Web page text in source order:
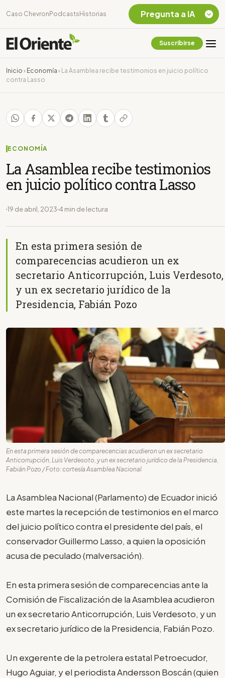
Caso Chevron Podcasts Historias
Suscribirse
Inicio › Economía ›
La Asamblea recibe testimonios en juicio político
contra Lasso
ECONOMÍA
La Asamblea recibe testimonios
en juicio político contra Lasso
19 de abril, 2023 4 min de lectura
En esta primera sesión de
comparecencias acudieron un ex
secretario Anticorrupción, Luis Verdesoto,
y un ex secretario jurídico de la
Presidencia, Fabián Pozo
En esta primera sesión de comparecencias acudieron un ex secretario
Anticorrupción, Luis Verdesoto, y un ex secretario jurídico de la Presidencia,
Fabián Pozo / Foto: cortesía Asamblea Nacional
La Asamblea Nacional (Parlamento) de Ecuador inició
este martes la recepción de testimonios en el marco
del juicio político contra el presidente del país, el
conservador Guillermo Lasso, a quien la oposición
acusa de peculado (malversación).
En esta primera sesión de comparecencias ante la
Comisión de Fiscalización de la Asamblea acudieron
un ex secretario Anticorrupción, Luis Verdesoto, y un
ex secretario jurídico de la Presidencia, Fabián Pozo.
Un exgerente de la petrolera estatal Petroecudor,
Hugo Aguiar, y el periodista Andersson Boscán (quien
Pregunta a IA
Chevron Ecuador